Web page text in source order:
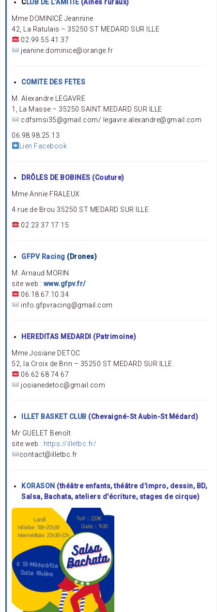
CLUB DE L’AMITIÉ (Aînés ruraux)
Mme DOMINICÉ Jeannine
42, La Ratulais – 35250 ST MEDARD SUR ILLE
02.99.55.41.37
jeanine.dominice@orange.fr
COMITE DES FETES
M. Alexandre LEGAVRE
1, La Masse – 35250 SAINT MEDARD SUR ILLE
cdfsmsi35@gmail.com/ legavre.alexandre@gmail.com
06.98.98.25.13
Lien Facebook
DRÔLES DE BOBINES (Couture)
Mme Annie FRALEUX
4 rue de Brou 35250 ST MEDARD SUR ILLE
02 23 37 17 15
GFPV Racing (Drones)
M. Arnaud MORIN
site web : www.gfpv.fr/
06.18.67.10.34
info.gfpvracing@gmail.com
HEREDITAS MEDARDI (Patrimoine)
Mme Josiane DETOC
52, la Croix de Brin – 35250 ST MEDARD SUR ILLE
06 62 68 74 67
josianedetoc@gmail.com
ILLET BASKET CLUB (Chevaigné-St Aubin-St Médard)
Mr GUELET Benoît
site web : https://illetbc.fr/
contact@illetbc.fr
KORASON (théâtre enfants, théâtre d'impro, dessin, BD,
Salsa, Bachata, ateliers d'écriture, stages de cirque)